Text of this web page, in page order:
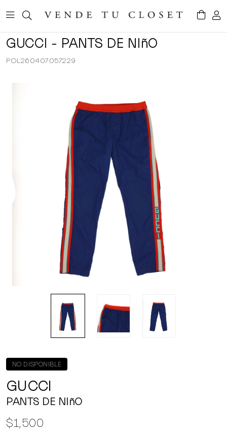
GUCCI - PANTS DE NIñO
POL260407057229
NO DISPONIBLE
GUCCI
PANTS DE NIñO
$1,500